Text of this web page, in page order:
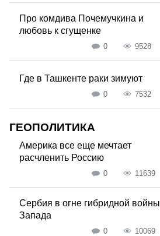
Про комдива Почемучкина и
любовь к сгущенке
0 9528
Где в Ташкенте раки зимуют
0 7532
ГЕОПОЛИТИКА
Америка все еще мечтает
расчленить Россию
0 11639
Сербия в огне гибридной войны
Запада
0 10069